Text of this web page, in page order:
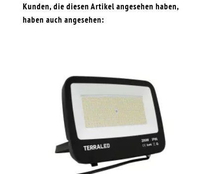
Kunden, die diesen Artikel angesehen haben,
haben auch angesehen: